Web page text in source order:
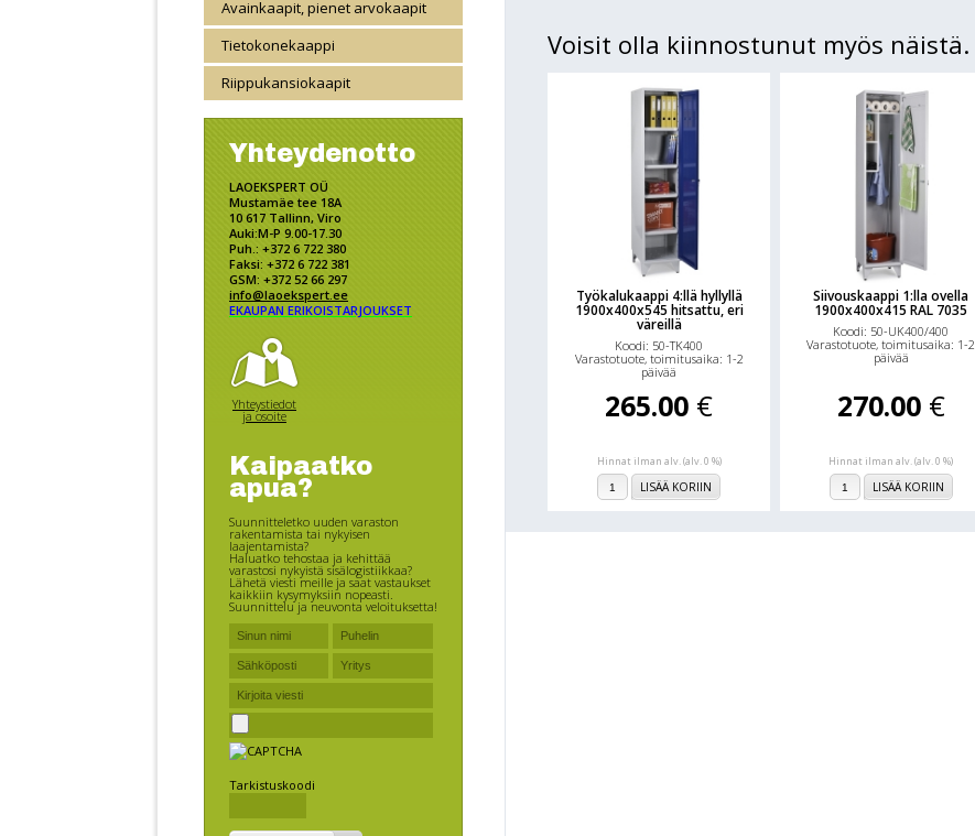
Avainkaapit, pienet arvokaapit
Tietokonekaappi
Riippukansiokaapit
Yhteydenotto
LAOEKSPERT OÜ
Mustamäe tee 18A
10 617 Tallinn, Viro
Auki:M-P 9.00-17.30
Puh.: +372 6 722 380
Faksi: +372 6 722 381
GSM: +372 52 66 297
info@laoekspert.ee
EKAUPAN ERIKOISTARJOUKSET
Yhteystiedot
ja osoite
Kaipaatko
apua?
Suunnitteletko uuden varaston
rakentamista tai nykyisen
laajentamista?
Haluatko tehostaa ja kehittää
varastosi nykyistä sisälogistiikkaa?
Lähetä viesti meille ja saat vastaukset
kaikkiin kysymyksiin nopeasti.
Suunnittelu ja neuvonta veloituksetta!
Tarkistuskoodi
Voisit olla kiinnostunut myös näistä.
Työkalukaappi 4:llä hyllyllä
1900x400x545 hitsattu, eri
väreillä
Koodi: 50-TK400
Varastotuote, toimitusaika: 1-2
päivää
265.00 €
Hinnat ilman alv. (alv. 0 %)
LISÄÄ KORIIN
Siivouskaappi 1:lla ovella
1900x400x415 RAL 7035
Koodi: 50-UK400/400
Varastotuote, toimitusaika: 1-2
päivää
270.00 €
Hinnat ilman alv. (alv. 0 %)
LISÄÄ KORIIN